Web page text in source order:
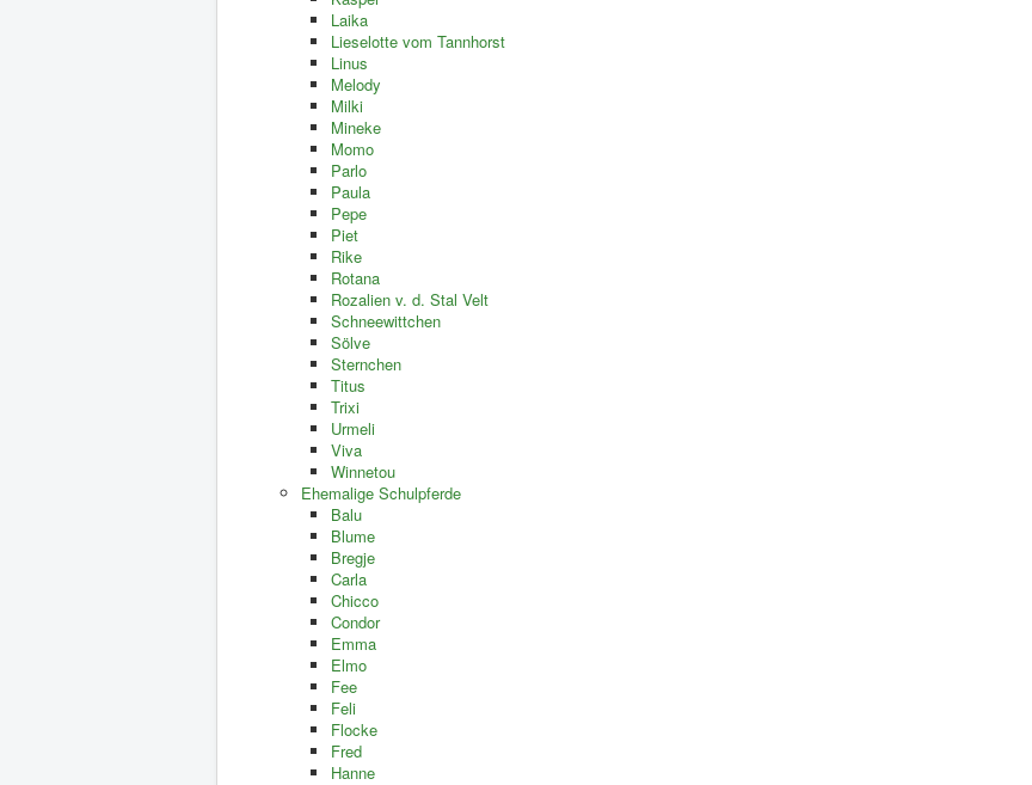
Laika
Lieselotte vom Tannhorst
Linus
Melody
Milki
Mineke
Momo
Parlo
Paula
Pepe
Piet
Rike
Rotana
Rozalien v. d. Stal Velt
Schneewittchen
Sölve
Sternchen
Titus
Trixi
Urmeli
Viva
Winnetou
Ehemalige Schulpferde
Balu
Blume
Bregje
Carla
Chicco
Condor
Emma
Elmo
Fee
Feli
Flocke
Fred
Hanne